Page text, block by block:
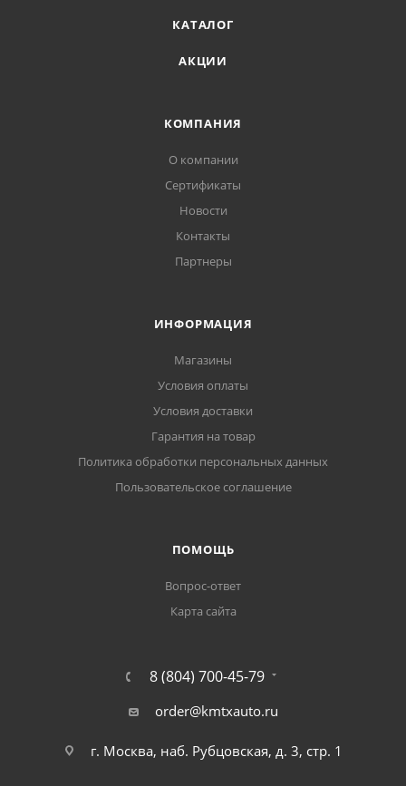
КАТАЛОГ
АКЦИИ
КОМПАНИЯ
О компании
Сертификаты
Новости
Контакты
Партнеры
ИНФОРМАЦИЯ
Магазины
Условия оплаты
Условия доставки
Гарантия на товар
Политика обработки персональных данных
Пользовательское соглашение
ПОМОЩЬ
Вопрос-ответ
Карта сайта
8 (804) 700-45-79
order@kmtxauto.ru
г. Москва, наб. Рубцовская, д. 3, стр. 1